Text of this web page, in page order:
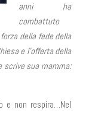
anni ha
combattuto
della fede della
e l’offerta della
scrive sua mamma:
e non respira…Nel